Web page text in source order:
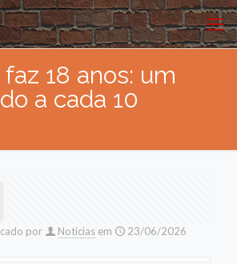
18 anos: um
a cada 10
por Noticias em 23/06/2026